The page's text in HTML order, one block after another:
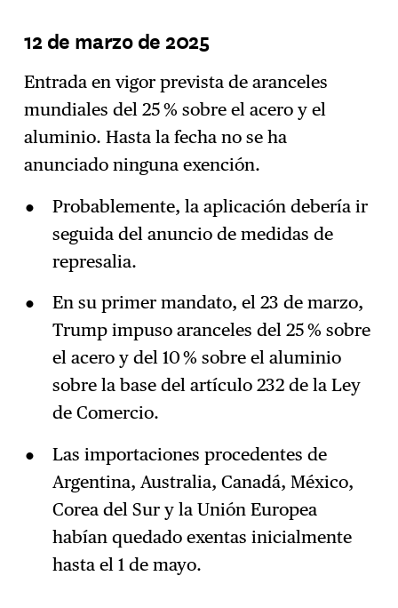
12 de marzo de 2025
Entrada en vigor prevista de aranceles
mundiales del 25 % sobre el acero y el
aluminio. Hasta la fecha no se ha
anunciado ninguna exención.
Probablemente, la aplicación debería ir
seguida del anuncio de medidas de
represalia.
En su primer mandato, el 23 de marzo,
Trump impuso aranceles del 25 % sobre
el acero y del 10 % sobre el aluminio
sobre la base del artículo 232 de la Ley
de Comercio.
Las importaciones procedentes de
Argentina, Australia, Canadá, México,
Corea del Sur y la Unión Europea
habían quedado exentas inicialmente
hasta el 1 de mayo.